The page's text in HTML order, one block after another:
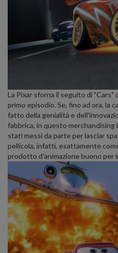
La Pixar sforna il seguito di "Cars"
primo episodio. Se, fino ad ora, la
fatto della genialità e
fabbrica, in questo
stati messi da parte per lasciar
pellicola, infatti, esattamente
prodotto d'animazione buono per